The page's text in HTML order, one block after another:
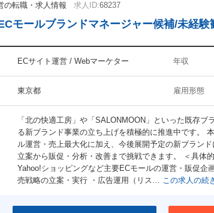
Dreamweaver
MAYA CMS
SEM アクセス解析
社員食堂あり 禁煙オフィス
オフィスがきれい 駅5分以内
20代活躍の職場 30代活躍の
スポーツジム有り ユニークな職
の転職・求人情報 求人ID:68237
モールブランドマネージャー候補/未経験
ECサイト運営 / Webマーケター 年収
東京都 雇用形態
「北の快適工房」や「SALONMOON」といった既存
る新ブランド事業の立ち上げを積極的に推進中です。
ル運営・売上最大化に加え、今後展開予定の新ブラン
立案から販促・分析・改善まで挑戦できます。 ＜具体
Yahoo!ショッピングなど主要ECモールの運営・販促企
売戦略の立案・実行 ・広告運用（リス… この求人の続